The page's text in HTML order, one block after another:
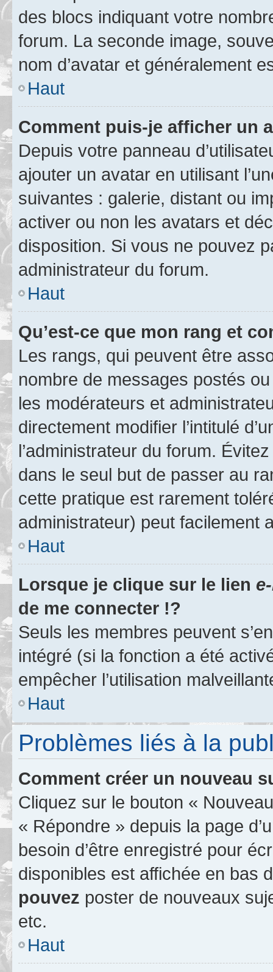
des blocs indiquant votre
forum. La seconde image,
nom d’avatar et généralement
Haut
Comment puis-je afficher un
Depuis votre panneau
ajouter un avatar en utilisant
suivantes : galerie, distant ou
activer ou non les avatars et
disposition. Si vous ne pouvez
administrateur du forum.
Haut
Qu’est-ce que mon rang et
Les rangs, qui peuvent être
nombre de messages postés
les modérateurs et
directement modifier l’intitulé
l’administrateur du forum.
dans le seul but de passer au
cette pratique est rarement
administrateur) peut facilement
Haut
Lorsque je clique sur le lien
de me connecter !?
Seuls les membres peuvent
intégré (si la fonction a été
empêcher l’utilisation
Haut
Problèmes liés à la
Comment créer un nouveau
Cliquez sur le bouton «
« Répondre » depuis la page
besoin d’être enregistré pour
disponibles est affichée en bas
pouvez poster de nouveaux
etc.
Haut